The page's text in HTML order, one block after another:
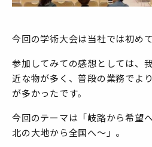
今回の学術大会は当社では初め
参加してみての感想としては、
近な物が多く、普段の業務でよ
が多かったです。
今回のテーマは「岐路から希望
北の大地から全国へ～」。